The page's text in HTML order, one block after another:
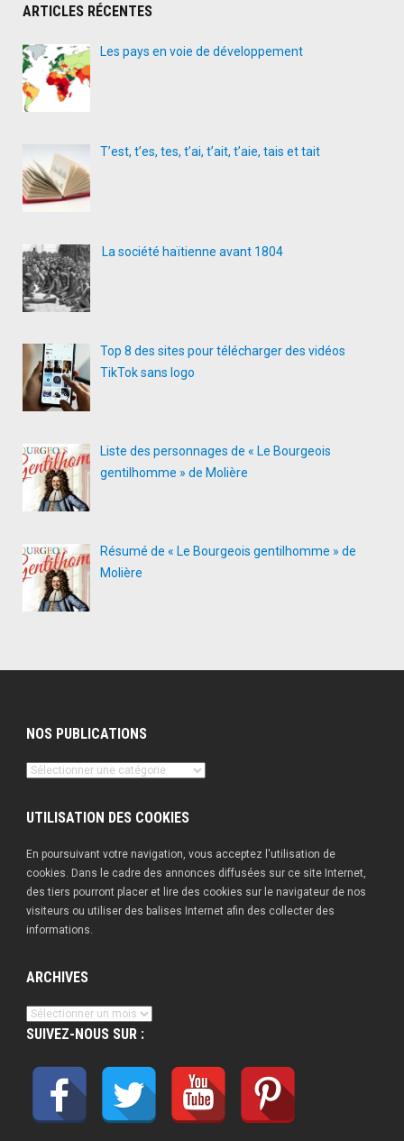
ARTICLES RÉCENTES
Les pays en voie de développement
T’est, t’es, tes, t’ai, t’ait, t’aie, tais et tait
La société haïtienne avant 1804
Top 8 des sites pour télécharger des vidéos
TikTok sans logo
Liste des personnages de « Le Bourgeois
gentilhomme » de Molière
Résumé de « Le Bourgeois gentilhomme » de
Molière
NOS PUBLICATIONS
Nos
UTILISATION DES COOKIES
En poursuivant votre navigation, vous acceptez l'utilisation de
cookies. Dans le cadre des annonces diffusées sur ce site Internet,
des tiers pourront placer et lire des cookies sur le navigateur de nos
visiteurs ou utiliser des balises Internet afin des collecter des
informations.
ARCHIVES
Archives
SUIVEZ-NOUS SUR :